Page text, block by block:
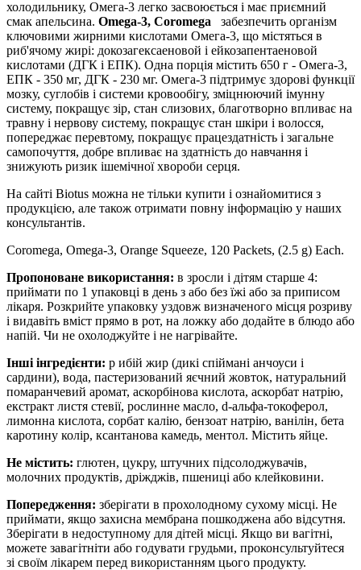
холодильнику, Омега-3 легко засвоюється і має приємний
смак апельсина. Omega-3, Coromega
забезпечить організм
ключовими жирними кислотами Омега-3, що містяться в
риб'ячому жирі: докозагексаеновой і ейкозапентаеновой
кислотами (ДГК і ЕПК). Одна порція містить 650 г - Омега-3,
ЕПК - 350 мг, ДГК - 230 мг. Омега-3 підтримує здорові функції
мозку, суглобів і системи кровообігу, зміцнюючий імунну
систему, покращує зір, стан слизових, благотворно впливає на
травну і нервову систему, покращує стан шкіри і волосся,
попереджає перевтому, покращує працездатність і загальне
самопочуття, добре впливає на здатність до навчання і
знижують ризик ішемічної хвороби серця.
На сайті Biotus можна не тільки купити і ознайомитися з
продукцією, але також отримати повну інформацію у наших
консультантів.
Coromega, Omega-3, Orange Squeeze, 120 Packets, (2.5 g) Each.
Пропоноване використання: в зросли і дітям старше 4:
приймати по 1 упаковці в день з або без їжі або за приписом
лікаря. Розкрийте упаковку уздовж визначеного місця розриву
і видавіть вміст прямо в рот, на ложку або додайте в блюдо або
напій. Чи не охолоджуйте і не нагрівайте.
Інші інгредієнти: р ибій жир (дикі спіймані анчоуси і
сардини), вода, пастеризований яєчний жовток, натуральний
помаранчевий аромат, аскорбінова кислота, аскорбат натрію,
екстракт листя стевії, рослинне масло, d-альфа-токоферол,
лимонна кислота, сорбат калію, бензоат натрію, ванілін, бета
каротину колір, ксантанова камедь, ментол. Містить яйце.
Не містить: глютен, цукру, штучних підсолоджувачів,
молочних продуктів, дріжджів, пшениці або клейковини.
Попередження: зберігати в прохолодному сухому місці. Не
приймати, якщо захисна мембрана пошкоджена або відсутня.
Зберігати в недоступному для дітей місці. Якщо ви вагітні,
можете завагітніти або годувати грудьми, проконсультуйтеся
зі своїм лікарем перед використанням цього продукту.